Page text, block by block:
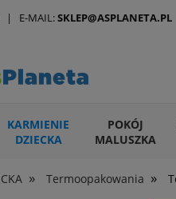
KARMIENIE
DZIECKA
POKÓJ
MALUSZKA
ZWIERZĄT
» Termoopakowania »
| E-MAIL:SKLEP@ASPLANETA.PL